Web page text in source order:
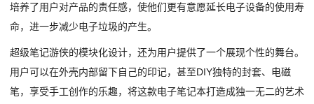
培养了用户对产品的责任感，使他们更有意愿延长电子设备的使用寿
命，进一步减少电子垃圾的产生。
超级笔记游侠的模块化设计，还为用户提供了一个展现个性的舞台。
用户可以在外壳内部留下自己的印记，甚至DIY独特的封套、电磁
笔，享受手工创作的乐趣，将这款电子笔记本打造成独一无二的艺术